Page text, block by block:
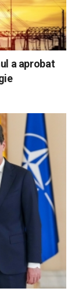
a aprobat